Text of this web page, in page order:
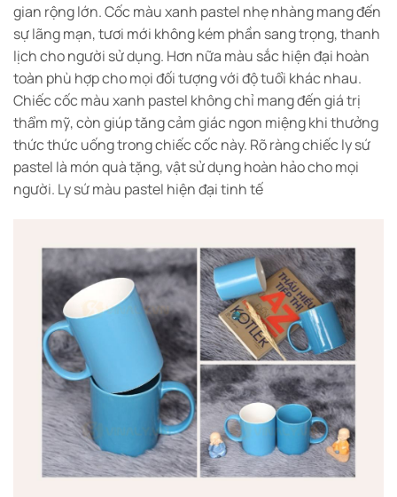
gian rộng lớn. Cốc màu xanh pastel nhẹ nhàng mang đến
sự lãng mạn, tươi mới không kém phần sang trọng, thanh
lịch cho người sử dụng. Hơn nữa màu sắc hiện đại hoàn
toàn phù hợp cho mọi đối tượng với độ tuổi khác nhau.
Chiếc cốc màu xanh pastel không chỉ mang đến giá trị
thẩm mỹ, còn giúp tăng cảm giác ngon miệng khi thưởng
thức thức uống trong chiếc cốc này. Rõ ràng chiếc ly sứ
pastel là món quà tặng, vật sử dụng hoàn hảo cho mọi
người. Ly sứ màu pastel hiện đại tinh tế